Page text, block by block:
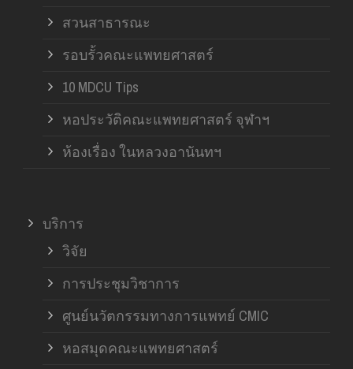
สวนสาธารณะ
รอบรั้วคณะแพทยศาสตร์
10 MDCU Tips
หอประวัติคณะแพทยศาสตร์ จุฬาฯ
ห้องเรื่อง ในหลวงอานันทฯ
บริการ
วิจัย
การประชุมวิชาการ
ศูนย์นวัตกรรมทางการแพทย์ CMIC
หอสมุดคณะแพทยศาสตร์